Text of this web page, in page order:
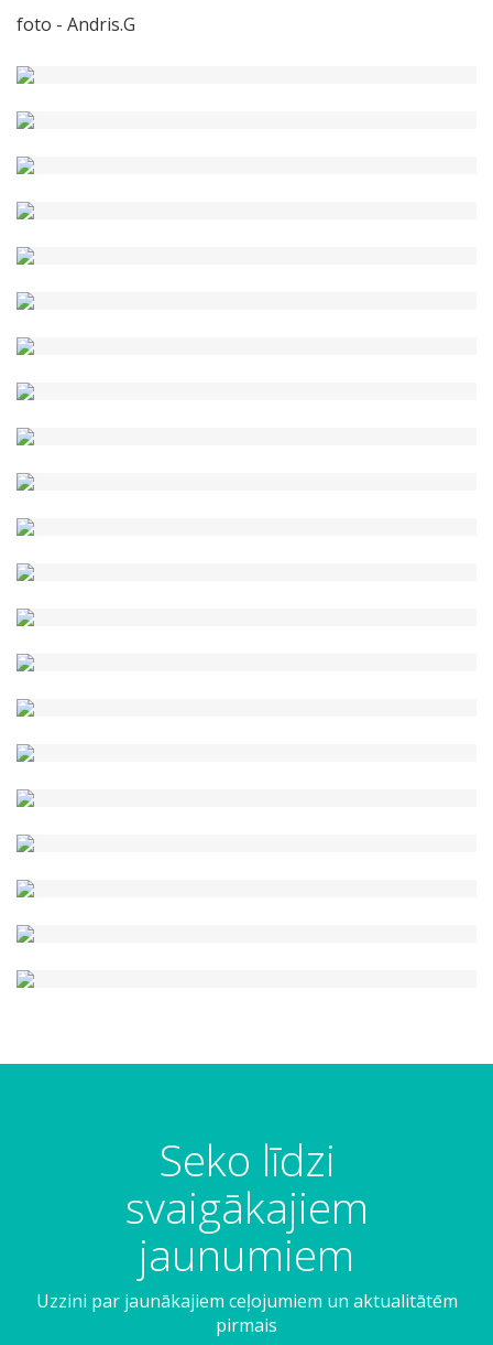
foto - Andris.G
Seko līdzi
svaigākajiem
jaunumiem
Uzzini par jaunākajiem ceļojumiem un aktualitātēm
pirmais